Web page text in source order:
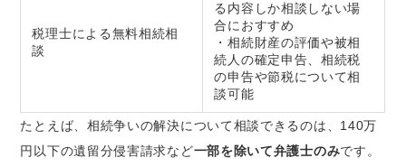
税理士による無料相続相
談
る内容しか相談しない場
合におすすめ
・相続財産の評価や被相
続人の確定申告、相続税
の申告や節税について相
談可能
たとえば、相続争いの解決について相談できるのは、140万
円以下の遺留分侵害請求など一部を除いて弁護士のみです。